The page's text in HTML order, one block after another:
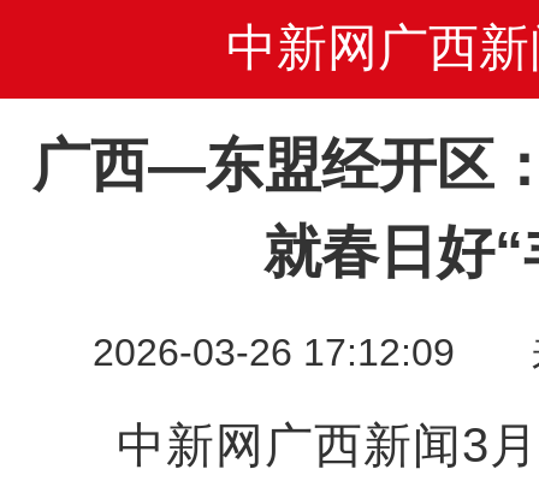
中新网广西新
广西—东盟经开区
就春日好“
2026-03-26 17:12:09
中新网广西新闻3月